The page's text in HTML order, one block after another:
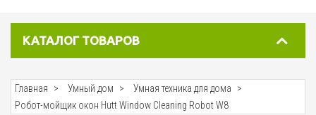
КАТАЛОГ ТОВАРОВ
Главная Умный дом
Умная техника для дома
Робот-мойщик окон Hutt Window Cleaning Robot W8